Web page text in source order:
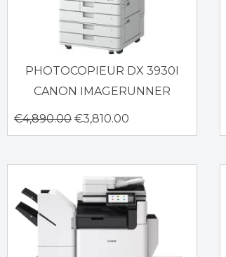
PHOTOCOPIEUR DX 3930I
CANON IMAGERUNNER
€4,890.00 €3,810.00